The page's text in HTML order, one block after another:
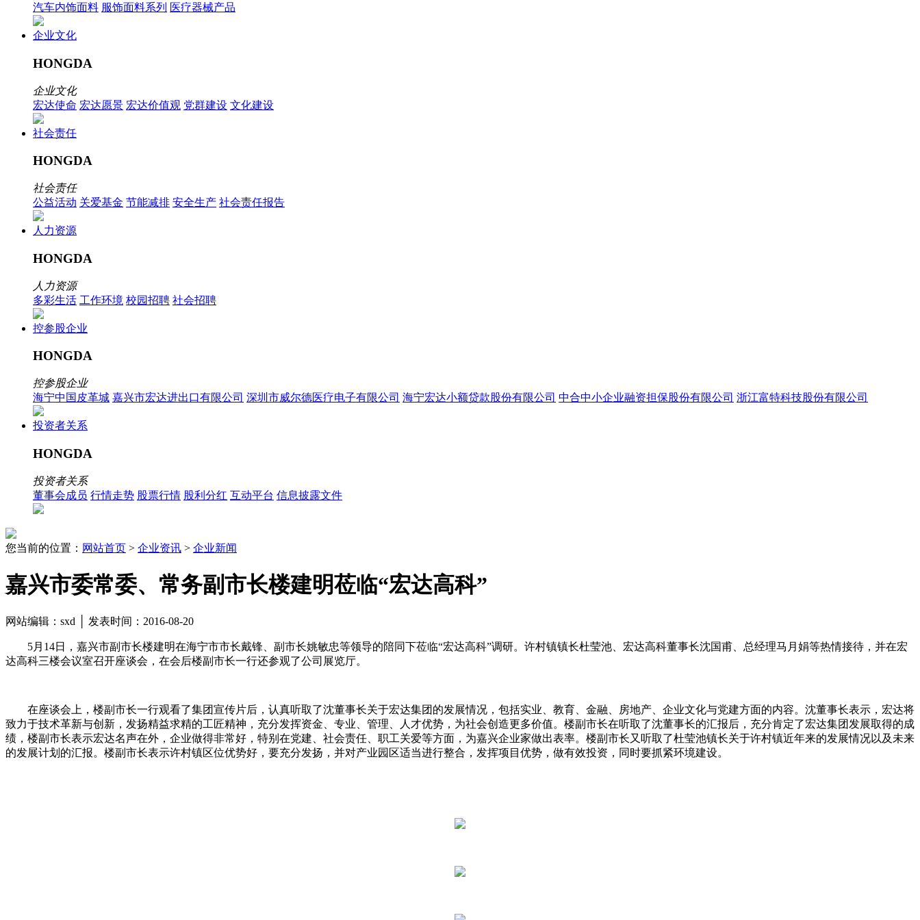
汽车内饰面料 服饰面料系列 医疗器械产品
企业文化
HONGDA
企业文化
宏达使命 宏达愿景 宏达价值观 党群建设 文化建设
社会责任
HONGDA
社会责任
公益活动 关爱基金 节能减排 安全生产 社会责任报告
人力资源
HONGDA
人力资源
多彩生活 工作环境 校园招聘 社会招聘
控参股企业
HONGDA
控参股企业
海宁中国皮革城 嘉兴市宏达进出口有限公司 深圳市威尔德医疗电子有限公司 海宁宏达小额贷款股份有限公司 中合中小企业融资担保股份有限公司 浙江富特科技股份有限公司
投资者关系
HONGDA
投资者关系
董事会成员 行情走势 股票行情 股利分红 互动平台 信息披露文件
您当前的位置： 网站首页 > 企业资讯 > 企业新闻
嘉兴市委常委、常务副市长楼建明莅临“宏达高科”
网站编辑：sxd │ 发表时间：2016-08-20
5月14日，嘉兴市副市长楼建明在海宁市市长戴锋、副市长姚敏忠等领导的陪同下莅临“宏达高科”调研。许村镇镇长杜莹池、宏达高科董事长沈国甫、总经理马月娟等热情接待，并在宏
达高科三楼会议室召开座谈会，在会后楼副市长一行还参观了公司展览厅。
在座谈会上，楼副市长一行观看了集团宣传片后，认真听取了沈董事长关于宏达集团的发展情况，包括实业、教育、金融、房地产、企业文化与党建方面的内容。沈董事长表示，宏达将
致力于技术革新与创新，发扬精益求精的工匠精神，充分发挥资金、专业、管理、人才优势，为社会创造更多价值。楼副市长在听取了沈董事长的汇报后，充分肯定了宏达集团发展取得的成
绩，楼副市长表示宏达名声在外，企业做得非常好，特别在党建、社会责任、职工关爱等方面，为嘉兴企业家做出表率。楼副市长又听取了杜莹池镇长关于许村镇近年来的发展情况以及未来
的发展计划的汇报。楼副市长表示许村镇区位优势好，要充分发扬，并对产业园区适当进行整合，发挥项目优势，做有效投资，同时要抓紧环境建设。